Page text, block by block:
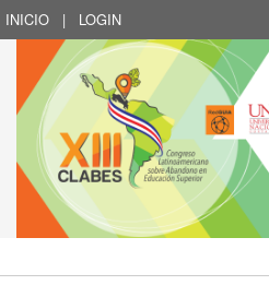
INICIO | LOGIN